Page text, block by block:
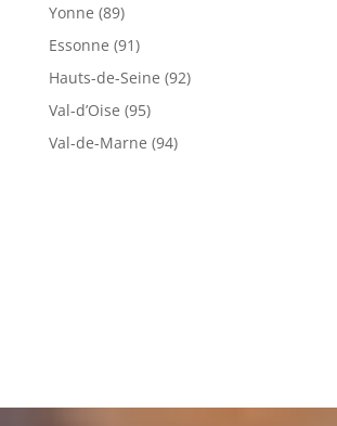
Yonne (89)
Essonne (91)
Hauts-de-Seine (92)
Val-d’Oise (95)
Val-de-Marne (94)